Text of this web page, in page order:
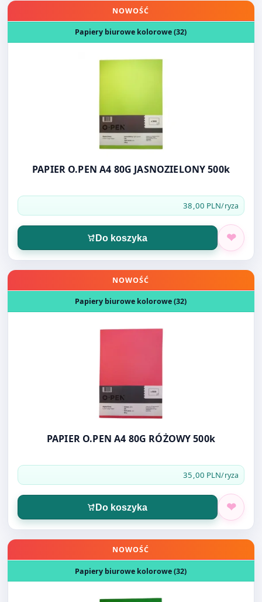
Otwórz produkt: PAPIER O.PEN A4 80G JASNOZIELONY
NOWOŚĆ
Papiery biurowe kolorowe (32)
PAPIER O.PEN A4 80G JASNOZIELONY 500k
38,00 PLN/ryza
Do koszyka
Otwórz produkt: PAPIER O.PEN A4 80G RÓŻOWY 500k
NOWOŚĆ
Papiery biurowe kolorowe (32)
PAPIER O.PEN A4 80G RÓŻOWY 500k
35,00 PLN/ryza
Do koszyka
Otwórz produkt: PAPIER O.PEN A4 80G ZIELONY 500k
NOWOŚĆ
Papiery biurowe kolorowe (32)